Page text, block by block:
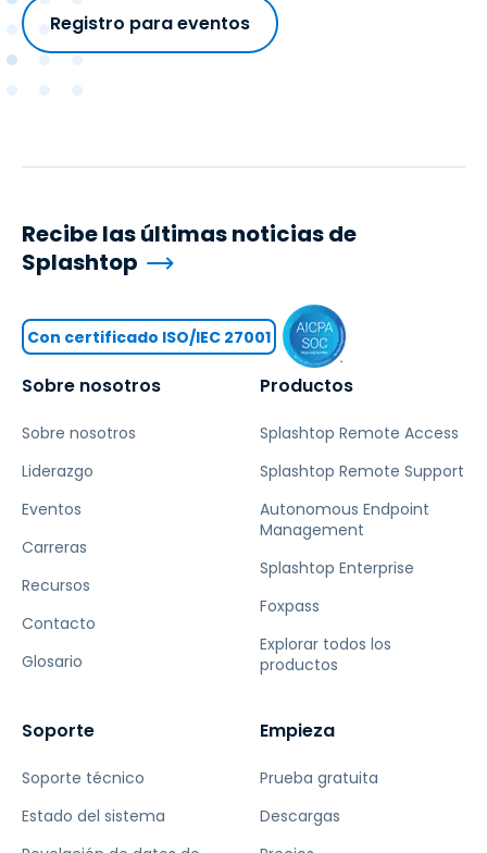
Registro para eventos
Sobre nosotros
Sobre nosotros
Liderazgo
Eventos
Carreras
Recursos
Contacto
Glosario
Productos
Splashtop Remote Access
Splashtop Remote Support
Autonomous Endpoint
Management
Splashtop Enterprise
Foxpass
Explorar todos los
productos
Soporte
Soporte técnico
Estado del sistema
Empieza
Prueba gratuita
Descargas
Recibe las últimas noticias de
Splashtop
Con certificado ISO/IEC 27001